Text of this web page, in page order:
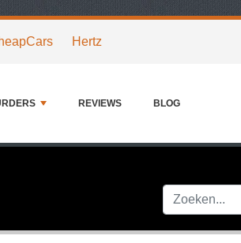
Hertz
REVIEWS BLOG